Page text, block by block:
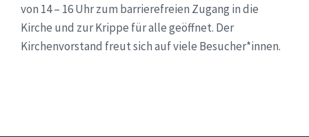
von 14 – 16 Uhr zum barrierefreien Zugang in die
Kirche und zur Krippe für alle geöffnet. Der
Kirchenvorstand freut sich auf viele Besucher*innen.